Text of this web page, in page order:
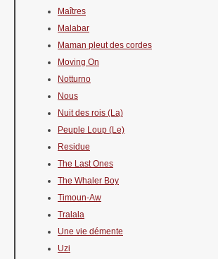
Maîtres
Malabar
Maman pleut des cordes
Moving On
Notturno
Nous
Nuit des rois (La)
Peuple Loup (Le)
Residue
The Last Ones
The Whaler Boy
Timoun-Aw
Tralala
Une vie démente
Uzi